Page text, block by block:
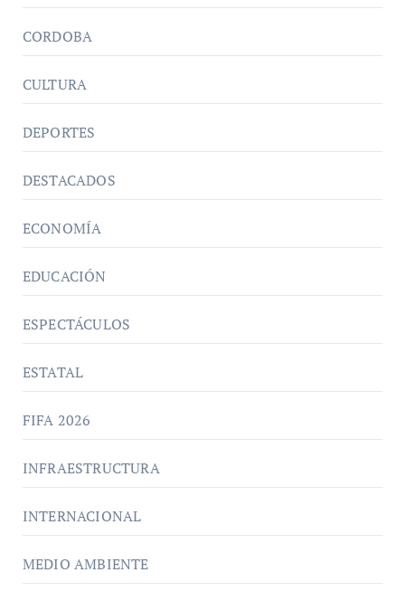
CORDOBA
CULTURA
DEPORTES
DESTACADOS
ECONOMÍA
EDUCACIÓN
ESPECTÁCULOS
ESTATAL
FIFA 2026
INFRAESTRUCTURA
INTERNACIONAL
MEDIO AMBIENTE